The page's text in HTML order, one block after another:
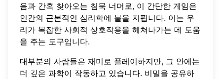
음과 간혹 찾아오는 침묵 너머로, 이 간단한 게임은
인간의 근본적인 심리학에 불을 지핍니다. 이는 우
리가 복잡한 사회적 상호작용을 헤쳐나가는 데 도움
을 주는 도구입니다.
대부분의 사람들은 재미로 플레이하지만, 그 안에는
더 깊은 과학이 작동하고 있습니다. 비밀을 공유하